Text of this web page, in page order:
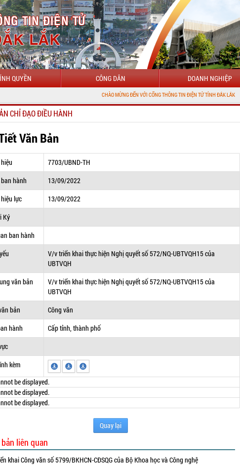
QUYỀN CÔNG DÂN DOANH NGHIỆP
CHÀO MỪNG ĐẾN VỚI CỔNG THÔNG TIN ĐIỆN TỬ TỈNH ĐẮK LẮK
CHỈ ĐẠO ĐIỀU HÀNH
Văn Bản
7703/UBND-TH
hành
13/09/2022
lực
13/09/2022
Ký
ban hành
V/v triển khai thực hiện Nghị quyết số 572/NQ-UBTVQH15 của
UBTVQH
văn bản
V/v triển khai thực hiện Nghị quyết số 572/NQ-UBTVQH15 của
UBTVQH
bản
Công văn
hành
Cấp tỉnh, thành phố
kèm
be displayed.
be displayed.
be displayed.
Quay lại
liên quan
khai Công văn số 5799/BKHCN-CĐSQG của Bộ Khoa học và Công nghệ